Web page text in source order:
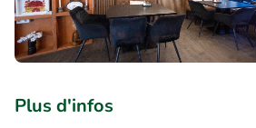
Plus d'infos